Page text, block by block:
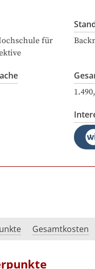
für
Gesamtkosten